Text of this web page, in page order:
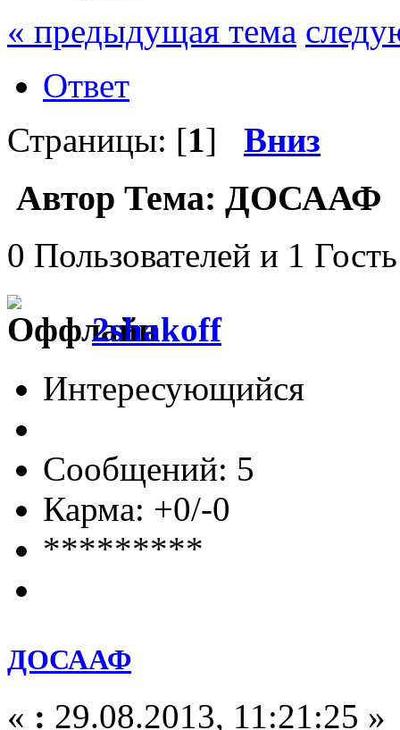
« предыдущая тема
Ответ
Страницы: [1] Вниз
Автор Тема: ДОСААФ
0 Пользователей и 1
2shakoff
Интересующийся
Сообщений: 5
Карма: +0/-0
*********
ДОСААФ
« : 29.08.2013, 11:21:25 »